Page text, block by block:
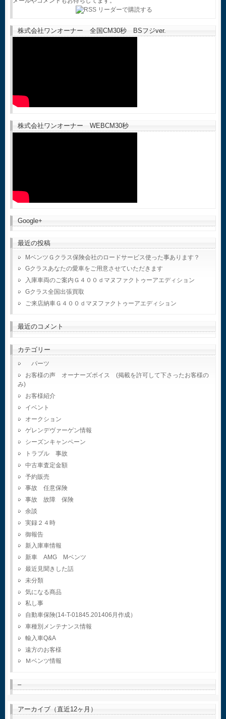
株式会社ワンオーナー 全国CM30秒 BSフジver.
株式会社ワンオーナー WEBCM30秒
Google+
最近の投稿
MベンツＧクラス保険会社のロードサービス使った事あります？
Gクラスあなたの愛車をご用意させていただきます
入庫車両のご案内Ｇ４００ｄマヌファクトゥーアエディション
Gクラス全国出張買取
ご来店納車Ｇ４００ｄマヌファクトゥーアエディション
最近のコメント
カテゴリー
パーツ
お客様の声 オーナーズボイス (掲載を許可して下さったお客様の
み)
お客様紹介
イベント
オークション
ゲレンデヴァーゲン情報
シーズンキャンペーン
トラブル 事故
中古車査定金額
予約販売
事故 任意保険
事故 故障 保険
余談
実録２４時
御報告
新入庫車情報
新車 AMG Mベンツ
最近見聞きした話
未分類
気になる商品
私し事
自動車保険(14-T-01845.201406月作成）
車種別メンテナンス情報
輸入車Q&A
遠方のお客様
Ｍベンツ情報
–
アーカイブ（直近12ヶ月）